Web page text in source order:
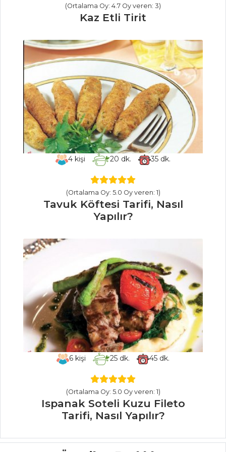
Masterchef Tüm
İÇECEKLER
Pancarlı
Fesleğenli Ayran
Tarifi, Nasıl Yapılır?
Zerdeçallı Ayran
Tarifi, Nasıl Yapılır?
Safran Şerbeti
Tarifi, Nasıl Yapılır?
Tarifleri
TATLILAR
Tarifi, Nasıl Yapılır?
Üzümlü Yoğurt
Tatlısı Tarifi, Nasıl
Yapılır?
Kakaolu Brownie
Tarifi, Nasıl Yapılır?
PILAV VE
Patlıcanlı ve
(Ortalama Oy: 4.7 Oy veren: 3)
Kaz Etli Tirit
4 kişi 20 dk. 35dk.
(Ortalama Oy: 5.0 Oy veren: 1)
Tavuk Köftesi Tarifi, Nasıl
Yapılır?
6kişi 25 dk. 45 dk.
(Ortalama Oy: 5.0 Oy veren: 1)
Ispanak Soteli Kuzu Fileto
Tarifi, Nasıl Yapılır?